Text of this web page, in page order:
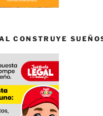
CONSTRUYE